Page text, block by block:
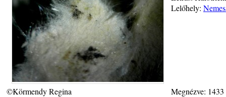
Lelőhely:
©Körmendy Regina Megnézve: